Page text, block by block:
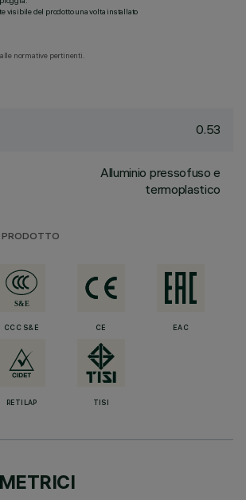
visibile del prodotto una volta installato
normative pertinenti.
0.53
Alluminio pressofuso e
termoplastico
PRODOTTO
CCC S&E CE EAC
RETILAP TISI